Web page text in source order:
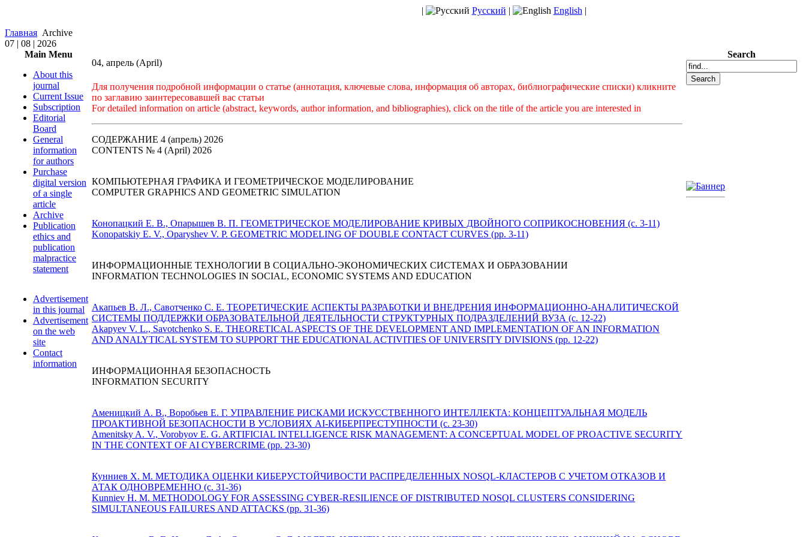
| Русский | English |
Главная Archive
07 | 08 | 2026
Main Menu
About this
journal
Current Issue
Subscription
Editorial
Board
General
information
for authors
Purchase
digital version
of a single
article
Archive
Publication
ethics and
publication
malpractice
statement
Advertisement
in this journal
Advertisement
on the web
site
Contact
information
04, апрель (April)
Для получения подробной информации о статье (аннотация, ключевые слова, информация об авторах, библиографические списки) кликните
по заглавию заинтересовавшей вас статьи
For detailed information on article (abstract, keywords, author information, and bibliographies), click on the title of the article you are interested in
СОДЕРЖАНИЕ 4 (апрель) 2026
CONTENTS № 4 (April) 2026
КОМПЬЮТЕРНАЯ ГРАФИКА И ГЕОМЕТРИЧЕСКОЕ МОДЕЛИРОВАНИЕ
COMPUTER GRAPHICS AND GEOMETRIC SIMULATION
Конопацкий Е. В., Опарышев В. П. ГЕОМЕТРИЧЕСКОЕ МОДЕЛИРОВАНИЕ КРИВЫХ ДВОЙНОГО СОПРИКОСНОВЕНИЯ (c. 3-11)
Konopatskiy E. V., Oparyshev V. P. GEOMETRIC MODELING OF DOUBLE CONTACT CURVES (pp. 3-11)
ИНФОРМАЦИОННЫЕ ТЕХНОЛОГИИ В СОЦИАЛЬНО-ЭКОНОМИЧЕСКИХ СИСТЕМАХ И ОБРАЗОВАНИИ
INFORMATION TECHNOLOGIES IN SOCIAL, ECONOMIC SYSTEMS AND EDUCATION
Акапьев В. Л., Савотченко С. Е. ТЕОРЕТИЧЕСКИЕ АСПЕКТЫ РАЗРАБОТКИ И ВНЕДРЕНИЯ ИНФОРМАЦИОННО-АНАЛИТИЧЕСКОЙ
СИСТЕМЫ ПОДДЕРЖКИ ОБРАЗОВАТЕЛЬНОЙ ДЕЯТЕЛЬНОСТИ СТРУКТУРНЫХ ПОДРАЗДЕЛЕНИЙ ВУЗА (c. 12-22)
Akapyev V. L., Savotchenko S. E. THEORETICAL ASPECTS OF THE DEVELOPMENT AND IMPLEMENTATION OF AN INFORMATION
AND ANALYTICAL SYSTEM TO SUPPORT THE EDUCATIONAL ACTIVITIES OF UNIVERSITY DIVISIONS (pp. 12-22)
ИНФОРМАЦИОННАЯ БЕЗОПАСНОСТЬ
INFORMATION SECURITY
Аменицкий А. В., Воробьев Е. Г. УПРАВЛЕНИЕ РИСКАМИ ИСКУССТВЕННОГО ИНТЕЛЛЕКТА: КОНЦЕПТУАЛЬНАЯ МОДЕЛЬ
ПРОАКТИВНОЙ БЕЗОПАСНОСТИ В УСЛОВИЯХ AI-КИБЕРПРЕСТУПНОСТИ (c. 23-30)
Amenitsky A. V., Vorobyov E. G. ARTIFICIAL INTELLIGENCE RISK MANAGEMENT: A CONCEPTUAL MODEL OF PROACTIVE SECURITY
IN THE CONTEXT OF AI CYBERCRIME (pp. 23-30)
Кунниев Х. М. МЕТОДИКА ОЦЕНКИ КИБЕРУСТОЙЧИВОСТИ РАСПРЕДЕЛЕННЫХ NOSQL-КЛАСТЕРОВ С УЧЕТОМ ОТКАЗОВ И
АТАК ОДНОВРЕМЕННО (c. 31-36)
Kunniev H. M. METHODOLOGY FOR ASSESSING CYBER-RESILIENCE OF DISTRIBUTED NOSQL CLUSTERS CONSIDERING
SIMULTANEOUS FAILURES AND ATTACKS (pp. 31-36)
Search